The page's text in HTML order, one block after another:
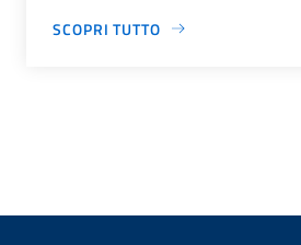
SCOPRI TUTTO